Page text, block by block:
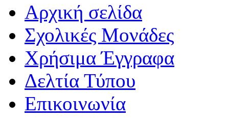
Αρχική σελίδα
Σχολικές Μονάδες
Χρήσιμα Έγγραφα
Δελτία Τύπου
Επικοινωνία